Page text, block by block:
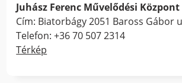
Juhász Ferenc Művelődési
Cím: Biatorbágy 2051 Baross Gábor
Telefon: +36 70 507 2314
Térkép